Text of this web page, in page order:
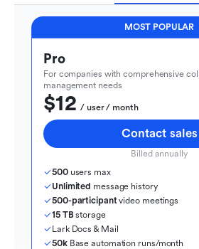
MOST POPULAR
Pro
For companies with comprehensive
management needs
$12
  / user / month
Contact sales
Billed annually
500 users max
Unlimited message history
500-participant video meetings
15 TB storage
Lark Docs & Mail
50k Base automation runs/month